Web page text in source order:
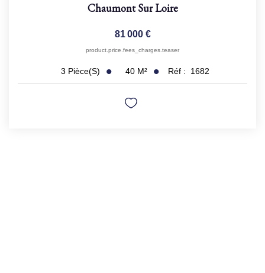
Chaumont Sur Loire
81 000 €
product.price.fees_charges.teaser
3 Pièce(s) 40 M² Réf : 1682